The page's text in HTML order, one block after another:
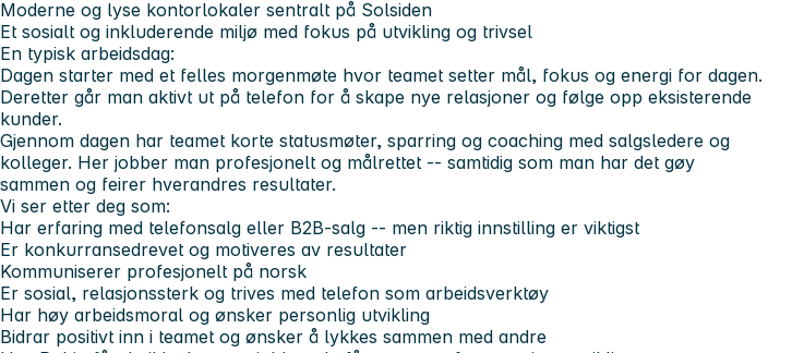
Moderne og lyse kontorlokaler sentralt på Solsiden
Et sosialt og inkluderende miljø med fokus på utvikling og trivsel
En typisk arbeidsdag:
Dagen starter med et felles morgenmøte hvor teamet setter mål, fokus og energi for dagen.
Deretter går man aktivt ut på telefon for å skape nye relasjoner og følge opp eksisterende
kunder.
Gjennom dagen har teamet korte statusmøter, sparring og coaching med salgsledere og
kolleger. Her jobber man profesjonelt og målrettet -- samtidig som man har det gøy
sammen og feirer hverandres resultater.
Vi ser etter deg som:
Har erfaring med telefonsalg eller B2B-salg -- men riktig innstilling er viktigst
Er konkurransedrevet og motiveres av resultater
Kommuniserer profesjonelt på norsk
Er sosial, relasjonssterk og trives med telefon som arbeidsverktøy
Har høy arbeidsmoral og ønsker personlig utvikling
Bidrar positivt inn i teamet og ønsker å lykkes sammen med andre